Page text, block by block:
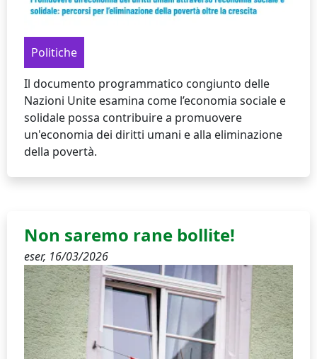
Politiche
Il documento programmatico congiunto delle
Nazioni Unite esamina come l’economia sociale e
solidale possa contribuire a promuovere
un'economia dei diritti umani e alla eliminazione
della povertà.
Non saremo rane bollite!
eser, 16/03/2026